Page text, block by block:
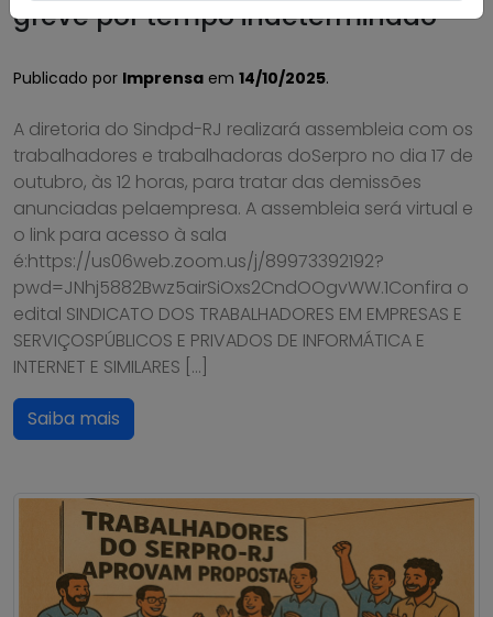
greve por tempo indeterminado
Publicado por Imprensa em 14/10/2025.
A diretoria do Sindpd-RJ realizará assembleia com os
trabalhadores e trabalhadoras doSerpro no dia 17 de
outubro, às 12 horas, para tratar das demissões
anunciadas pelaempresa. A assembleia será virtual e
o link para acesso à sala
é:https://us06web.zoom.us/j/89973392192?
pwd=JNhj5882Bwz5airSiOxs2CndOOgvWW.1Confira o
edital SINDICATO DOS TRABALHADORES EM EMPRESAS E
SERVIÇOSPÚBLICOS E PRIVADOS DE INFORMÁTICA E
INTERNET E SIMILARES […]
Saiba mais